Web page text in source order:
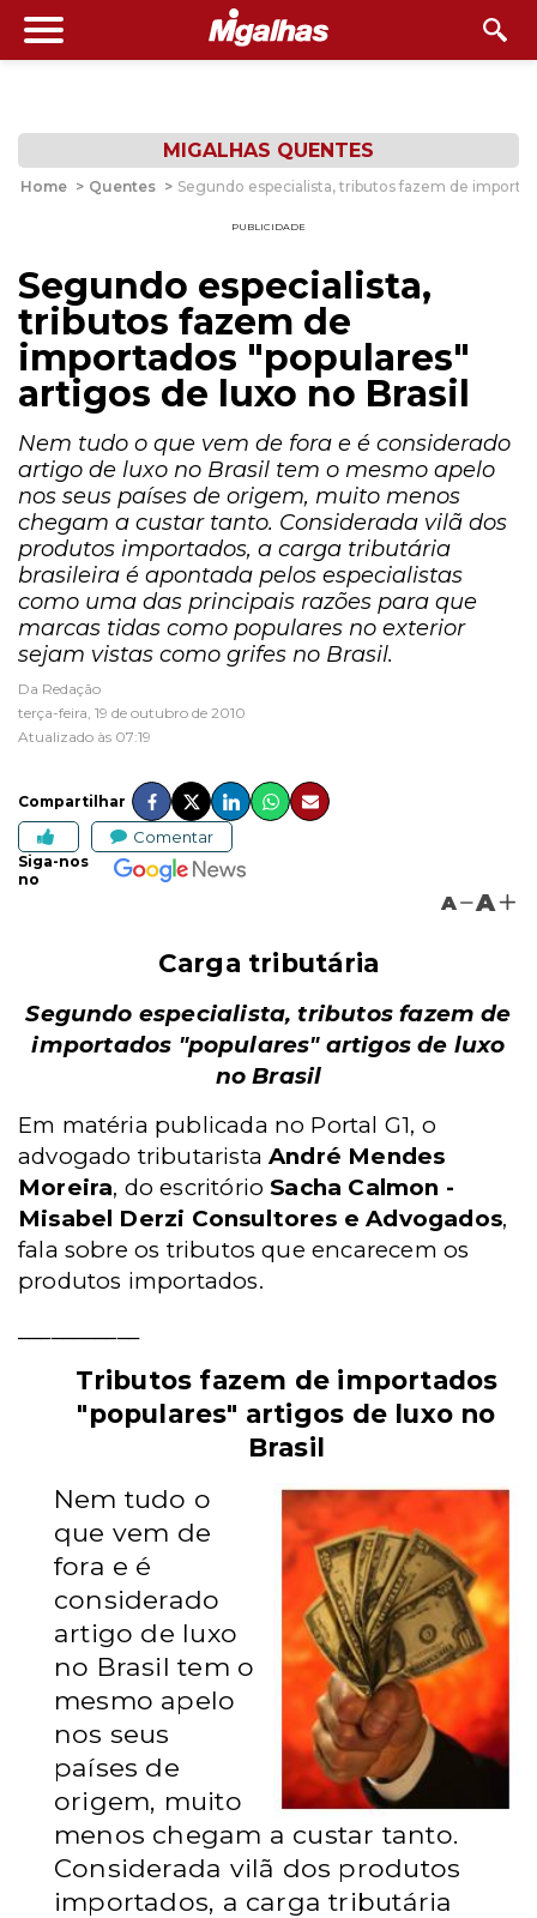
MIGALHAS QUENTES
Home > Quentes > Segundo especialista, tributos fazem de
PUBLICIDADE
Segundo especialista,
tributos fazem de
importados "populares"
artigos de luxo no Brasil
Nem tudo o que vem de fora e é considerado
artigo de luxo no Brasil tem o mesmo apelo
nos seus países de origem, muito menos
chegam a custar tanto. Considerada vilã dos
produtos importados, a carga tributária
brasileira é apontada pelos especialistas
como uma das principais razões para que
marcas tidas como populares no exterior
sejam vistas como grifes no Brasil.
Da Redação
terça-feira, 19 de outubro de 2010
Atualizado às 07:19
Compartilhar
Comentar
Siga-nos
no
A A
Carga tributária
Segundo especialista, tributos fazem de
importados "populares" artigos de luxo
no Brasil
Em matéria publicada no Portal G1, o
advogado tributaristaAndré Mendes
Moreira, do escritórioSacha Calmon -
Misabel Derzi Consultores e Advogados,
fala sobre os tributos que encarecem os
produtos importados.
Tributos fazem de importados
"populares" artigos de luxo no
Brasil
Nem tudo o
que vem de
fora e é
considerado
artigo de luxo
no Brasil tem o
mesmo apelo
nos seus
países de
origem, muito
menos chegam a custar tanto.
Considerada vilã dos produtos
importados, a carga tributária